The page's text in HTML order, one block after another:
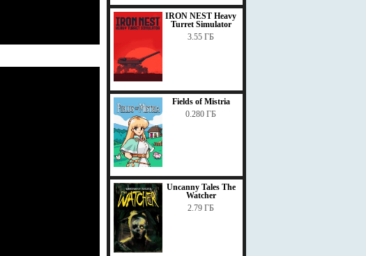
IRON NEST Heavy
Turret Simulator
3.55 ГБ
Fields of Mistria
0.280 ГБ
Uncanny Tales The
Watcher
2.79 ГБ